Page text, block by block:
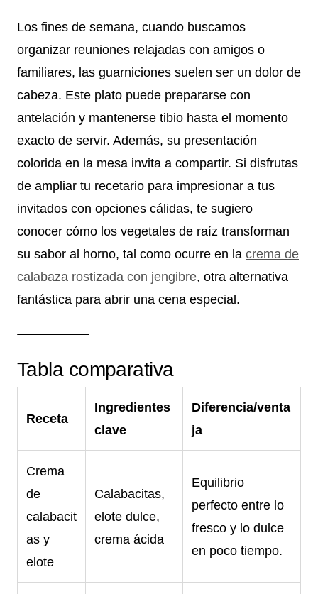
Los fines de semana, cuando buscamos
organizar reuniones relajadas con amigos o
familiares, las guarniciones suelen ser un dolor de
cabeza. Este plato puede prepararse con
antelación y mantenerse tibio hasta el momento
exacto de servir. Además, su presentación
colorida en la mesa invita a compartir. Si disfrutas
de ampliar tu recetario para impresionar a tus
invitados con opciones cálidas, te sugiero
conocer cómo los vegetales de raíz transforman
su sabor al horno, tal como ocurre en la crema de
calabaza rostizada con jengibre, otra alternativa
fantástica para abrir una cena especial.
Tabla comparativa
Receta
Ingredientes
clave
Diferencia/venta
ja
Crema
de
calabacit
as y
elote
Calabacitas,
elote dulce,
crema ácida
Equilibrio
perfecto entre lo
fresco y lo dulce
en poco tiempo.